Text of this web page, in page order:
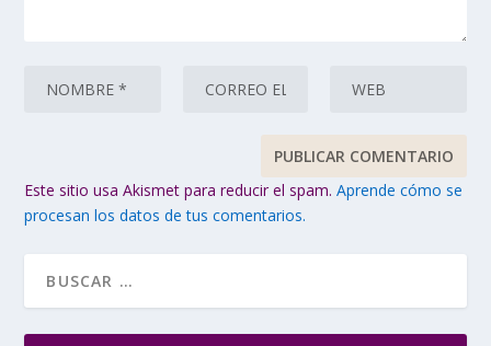
Este sitio usa Akismet para reducir el spam.Aprende cómo se
procesan los datos de tus comentarios.